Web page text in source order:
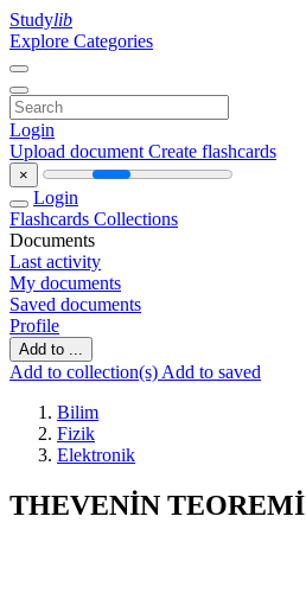
Studylib
Explore Categories
Login
Upload document Create flashcards
×
Login
Flashcards Collections
Documents
Last activity
My documents
Saved documents
Profile
Add to ...
Add to collection(s) Add to saved
Bilim
Fizik
Elektronik
THEVENİN TEOREMİ